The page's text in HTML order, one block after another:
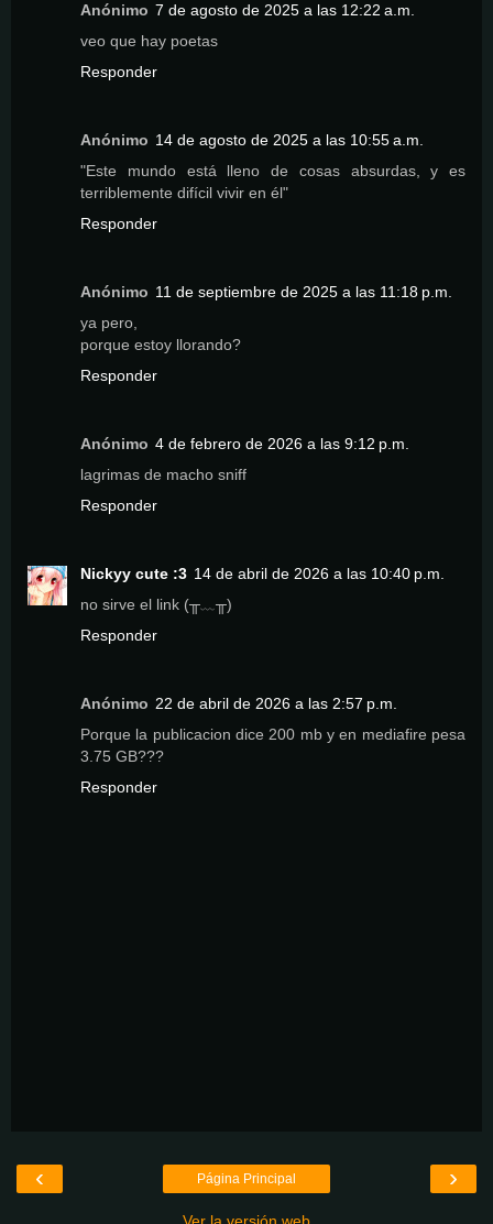
Anónimo 7 de agosto de 2025 a las 12:22 a.m.
veo que hay poetas
Responder
Anónimo 14 de agosto de 2025 a las 10:55 a.m.
"Este mundo está lleno de cosas absurdas, y es
terriblemente difícil vivir en él"
Responder
Anónimo 11 de septiembre de 2025 a las 11:18 p.m.
ya pero,
porque estoy llorando?
Responder
Anónimo 4 de febrero de 2026 a las 9:12 p.m.
lagrimas de macho sniff
Responder
Nickyy cute :3 14 de abril de 2026 a las 10:40 p.m.
no sirve el link (╥﹏╥)
Responder
Anónimo 22 de abril de 2026 a las 2:57 p.m.
Porque la publicacion dice 200 mb y en mediafire pesa
3.75 GB???
Responder
‹ ›
Página Principal
Ver la versión web